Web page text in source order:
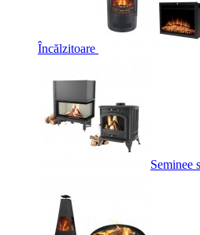
Încălzitoare
Seminee